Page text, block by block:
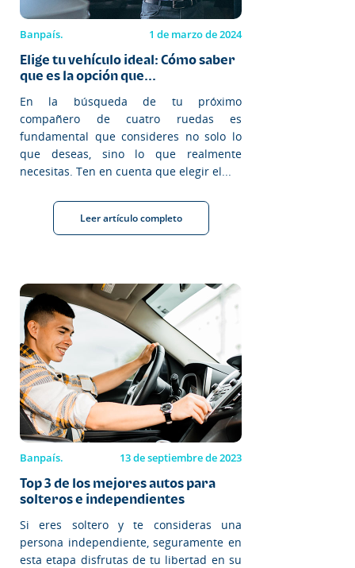
Banpaís. 1 de marzo de 2024
Elige tu vehículo ideal: Cómo saber
que es la opción que...
En la búsqueda de tu próximo
compañero de cuatro ruedas es
fundamental que consideres no solo lo
que deseas, sino lo que realmente
necesitas. Ten en cuenta que elegir el...
Leer artículo completo
Banpaís. 13 de septiembre de 2023
Top 3 de los mejores autos para
solteros e independientes
Si eres soltero y te consideras una
persona independiente, seguramente en
esta etapa disfrutas de tu libertad en su